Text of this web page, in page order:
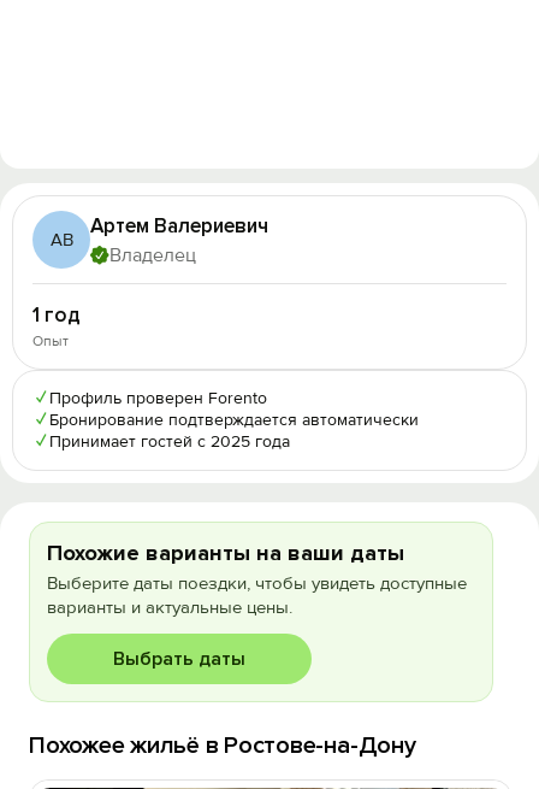
АВ
Артем Валериевич
Владелец
1 год
Опыт
✓ Профиль проверен Forento
✓ Бронирование подтверждается автоматически
✓ Принимает гостей с 2025 года
Похожие варианты на ваши даты
Выберите даты поездки, чтобы увидеть доступные
варианты и актуальные цены.
Выбрать даты
Похожее жильё в Ростове-на-Дону